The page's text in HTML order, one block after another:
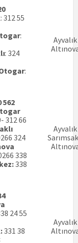
: 312 55
:
: 324
:
Ayvalık
562
312 66
324
338
338
Ayvalık
24 55
331 38
Ayvalık